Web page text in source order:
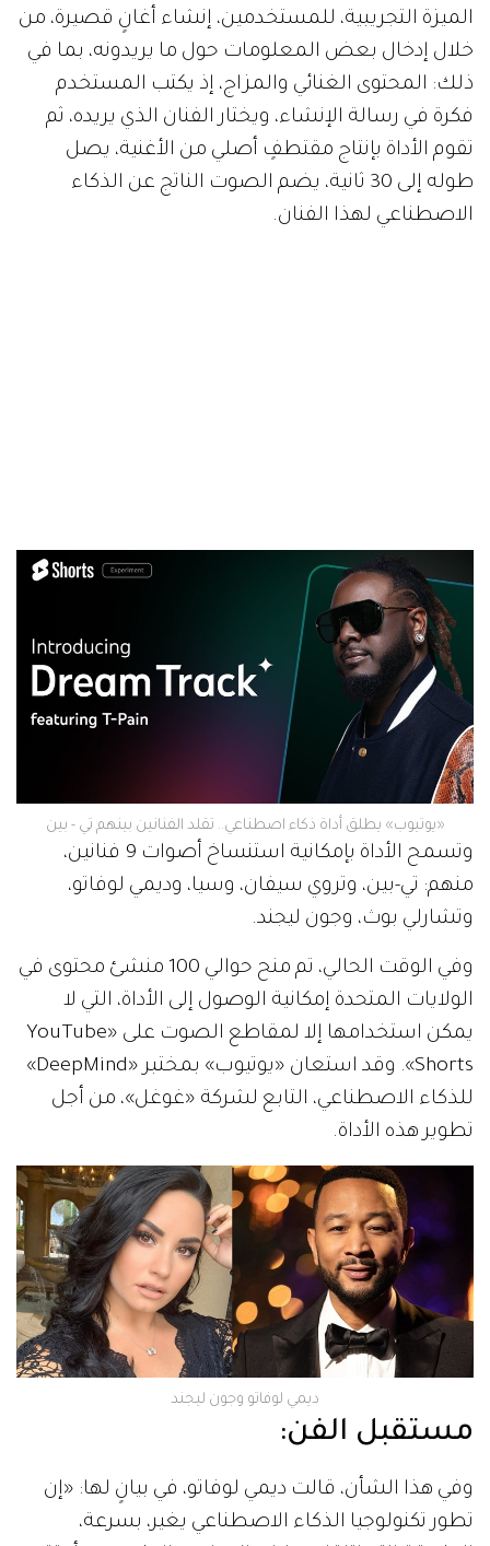
الميزة التجريبية، للمستخدمين، إنشاء أغانٍ قصيرة، من
خلال إدخال بعض المعلومات حول ما يريدونه، بما في
ذلك: المحتوى الغنائي والمزاج، إذ يكتب المستخدم
فكرة في رسالة الإنشاء، ويختار الفنان الذي يريده، ثم
تقوم الأداة بإنتاج مقتطفٍ أصلي من الأغنية، يصل
طوله إلى 30 ثانية، يضم الصوت الناتج عن الذكاء
الاصطناعي لهذا الفنان.
«يوتيوب» يطلق أداة ذكاء اصطناعي.. تقلد الفنانين بينهم تي - بين
وتسمح الأداة بإمكانية استنساخ أصوات 9 فنانين،
منهم: تي-بين، وتروي سيفان، وسيا، وديمي لوفاتو،
وتشارلي بوث، وجون ليجند.
وفي الوقت الحالي، تم منح حوالي 100 منشئ محتوى في
الولايات المتحدة إمكانية الوصول إلى الأداة، التي لا
يمكن استخدامها إلا لمقاطع الصوت على «YouTube
Shorts». وقد استعان «يوتيوب» بمختبر «DeepMind»
للذكاء الاصطناعي، التابع لشركة «غوغل»، من أجل
تطوير هذه الأداة.
ديمي لوفاتو وجون ليجند
مستقبل الفن:
وفي هذا الشأن، قالت ديمي لوفاتو، في بيانٍ لها: «إن
تطور تكنولوجيا الذكاء الاصطناعي يغير، بسرعة،